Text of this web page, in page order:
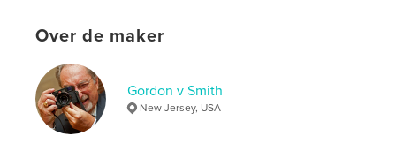
TaalEnglish
Trefwoorden
history , geography , people
Photography
Over de maker
Gordon v Smith
New Jersey, USA